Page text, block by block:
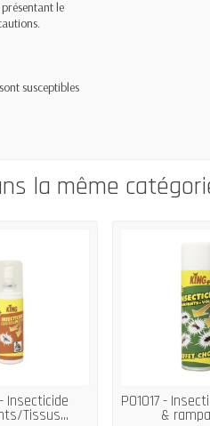
le
susceptibles
la même
Insecticide
Tissus...
P01017 -
&